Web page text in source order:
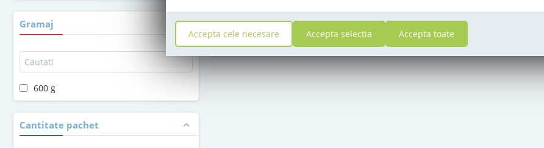
Gramaj
600 g
Cantitate pachet
Accepta cele necesare Accepta selectia Accepta toate